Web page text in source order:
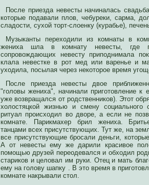
После приезда невесты начиналась
которые подавали плов, чебуреки, сарма,
сладости, сухой торт-слоенку (курабье),
Музыканты переходили из комнаты в
жениха шла в комнату невесты, где
сопровождающих невесту приподнимала
клала невестке в рот мед или варенье и
уходила, посылая через некоторое время
После приезда невесты двое
"головы жениха", начинали приготовление к
уже возвращался от родственников). Этот
холостяцкой жизнью и смену
ритуал происходил во дворе, а если не
комнате. Парикмахер брил жениха.
танцами всех присутствующих. Тут же, на
все присутствующие бросали деньги,
А от невесты ему же дарили красивое
помощью друзей переодевался и обходил
стариков и целовал им руки. Отец и мать
ему на голову шапку . В это время в
комнате накрывали стол.